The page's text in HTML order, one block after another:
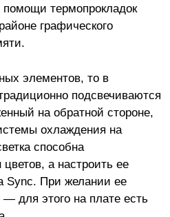
помощи термопрокладок
графического
элементов, то в
подсвечиваются
на обратной стороне,
охлаждения на
способна
а настроить ее
Sync. При желании ее
для этого на плате есть